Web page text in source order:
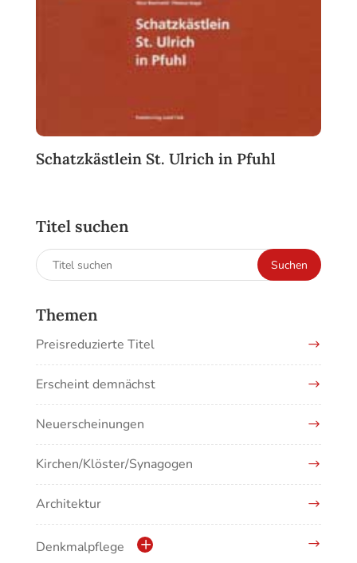
Schatzkästlein St. Ulrich in Pfuhl
Titel suchen
Suchen
nach:
Suchen
Themen
Preisreduzierte Titel
Erscheint demnächst
Neuerscheinungen
Kirchen/Klöster/Synagogen
Architektur
Denkmalpflege